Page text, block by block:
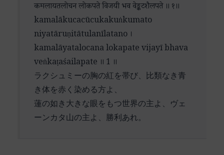
कमलायतलोचन लोकपते विजयी भव वेङ्कटशैलपते ॥ १॥
kamalākucacūcukakuṅkumato
niyatāruṇitātulanīlatano ।
kamalāyatalocana lokapate vijayī bhava
veṅkaṭaśailapate ॥ 1 ॥
ラクシュミーの胸の紅を帯び、比類なき青
き体を赤く染める方よ、
蓮の如き大きな眼をもつ世界の主よ、ヴェ
ーンカタ山の主よ、勝利あれ。